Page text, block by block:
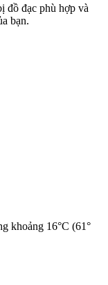
đồ đạc phù hợp và
bạn.
khoảng 16°C (61°